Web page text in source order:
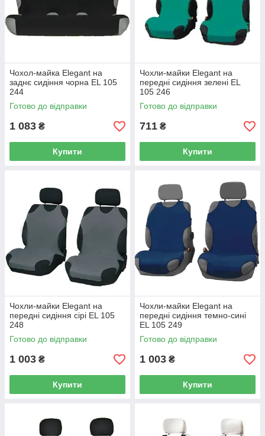
Чохол-майка Elegant на
заднє сидіння чорна EL 105
244
Готово до відправки
1 083 ₴
Купити
Чохли-майки Elegant на
передні сидіння зелені EL
105 246
Готово до відправки
711 ₴
Купити
Чохли-майки Elegant на
передні сидіння сірі EL 105
248
Готово до відправки
1 003 ₴
Купити
Чохли-майки Elegant на
передні сидіння темно-сині
EL 105 249
Готово до відправки
1 003 ₴
Купити